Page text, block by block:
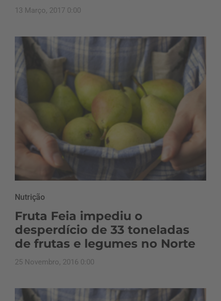
13 Março, 2017 0:00
Nutrição
Fruta Feia impediu o
desperdício de 33 toneladas
de frutas e legumes no Norte
25 Novembro, 2016 0:00